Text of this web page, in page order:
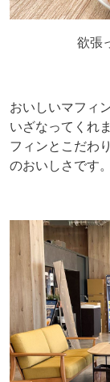
欲張
おいしいマフィ
いざなってくれ
フィンとこだわ
のおいしさです。